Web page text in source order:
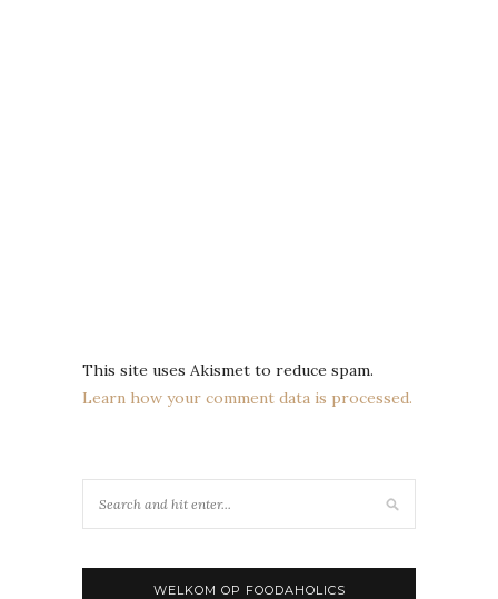
This site uses Akismet to reduce spam.
Learn how your comment data is processed.
WELKOM OP FOODAHOLICS